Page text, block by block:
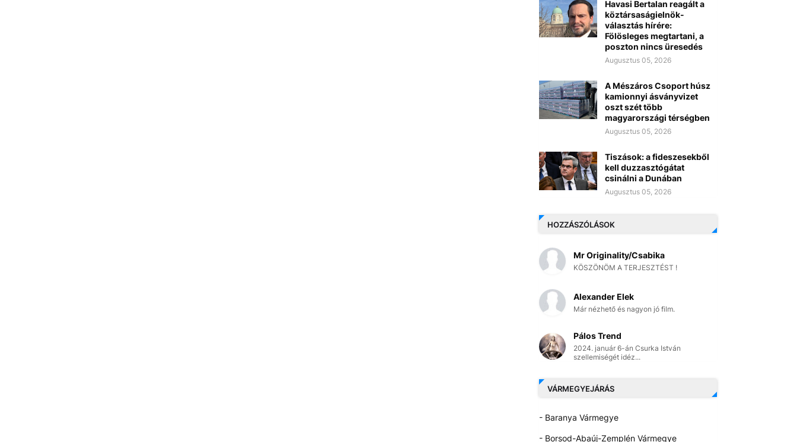
Havasi Bertalan reagált a
köztársaságielnök-
választás hírére:
Fölösleges megtartani, a
poszton nincs üresedés
Augusztus 05, 2026
A Mészáros Csoport húsz
kamionnyi ásványvizet
oszt szét több
magyarországi térségben
Augusztus 05, 2026
Tiszások: a fideszesekből
kell duzzasztógátat
csinálni a Dunában
Augusztus 05, 2026
HOZZÁSZÓLÁSOK
Mr Originality/Csabika
KÖSZÖNÖM A TERJESZTÉST !
Alexander Elek
Már nézhető és nagyon jó film.
Pálos Trend
2024. január 6-án Csurka István
szellemiségét idéz...
VÁRMEGYEJÁRÁS
- Baranya Vármegye
- Borsod-Abaúj-Zemplén Vármegye